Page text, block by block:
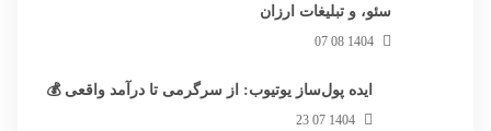
سئو، و تبلیغات ارزان
1404 08 07
ایده پول‌ساز یوتیوب: از سرگرمی تا درآمد واقعی 💰
1404 07 23